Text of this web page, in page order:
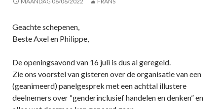
Geachte schepenen,
Beste Axel en Philippe,
De openingsavond van 16 juli is dus al geregeld.
Zie ons voorstel van gisteren over de organisatie van een
(geanimeerd) panelgesprek met een achttal illustere
deelnemers over “genderinclusief handelen en denken” en